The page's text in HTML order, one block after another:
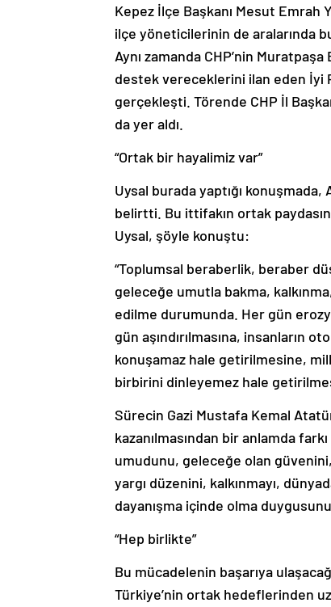
Kepez İlçe Başkanı Mesut Emrah
ilçe yöneticilerinin de aralarında
Aynı zamanda CHP’nin
destek vereceklerini ilan eden İyi
gerçekleşti. Törende CHP İl
da yer aldı.
“Ortak bir hayalimiz var”
Uysal burada yaptığı konuşmada,
belirtti. Bu ittifakın ortak
Uysal, şöyle konuştu:
“Toplumsal beraberlik, beraber
geleceğe umutla bakma,
edilme durumunda. Her gün
gün aşındırılmasına, insanların
konuşamaz hale getirilmesine,
birbirini dinleyemez hale
Sürecin Gazi Mustafa Kemal
kazanılmasından bir anlamda
umudunu, geleceğe olan
yargı düzenini, kalkınmayı,
dayanışma içinde olma
“Hep birlikte”
Bu mücadelenin başarıya
Türkiye’nin ortak hedeflerinden